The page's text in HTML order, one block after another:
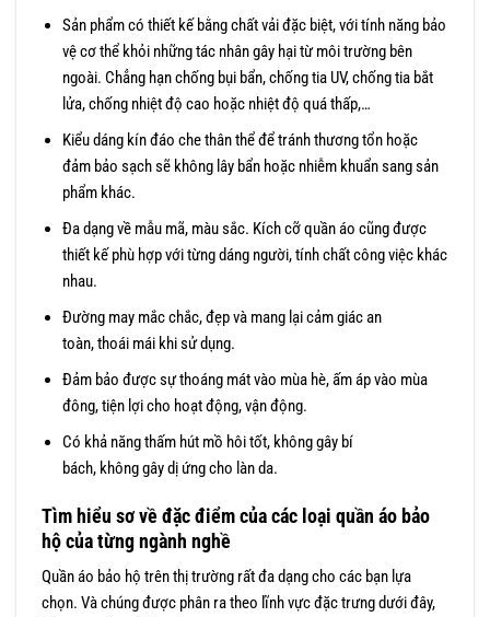
Sản phẩm có thiết kế bằng chất vải đặc biệt, với tính năng bảo
vệ cơ thể khỏi những tác nhân gây hại từ môi trường bên
ngoài. Chẳng hạn chống bụi bẩn, chống tia UV, chống tia bắt
lửa, chống nhiệt độ cao hoặc nhiệt độ quá thấp,…
Kiểu dáng kín đáo che thân thể để tránh thương tổn hoặc
đảm bảo sạch sẽ không lây bẩn hoặc nhiễm khuẩn sang sản
phẩm khác.
Đa dạng về mẫu mã, màu sắc. Kích cỡ quần áo cũng được
thiết kế phù hợp với từng dáng người, tính chất công việc khác
nhau.
Đường may mắc chắc, đẹp và mang lại cảm giác an
toàn, thoái mái khi sử dụng.
Đảm bảo được sự thoáng mát vào mùa hè, ấm áp vào mùa
đông, tiện lợi cho hoạt động, vận động.
Có khả năng thấm hút mồ hôi tốt, không gây bí
bách, không gây dị ứng cho làn da.
Tìm hiểu sơ về đặc điểm của các loại quần áo bảo
hộ của từng ngành nghề
Quần áo bảo hộ trên thị trường rất đa dạng cho các bạn lựa
chọn. Và chúng được phân ra theo lĩnh vực đặc trưng dưới đây,